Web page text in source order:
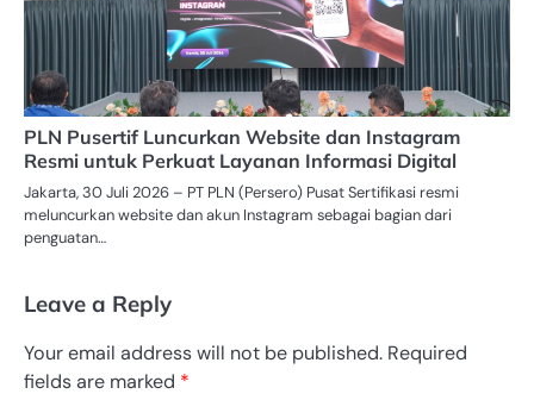
PLN Pusertif Luncurkan Website dan Instagram
Resmi untuk Perkuat Layanan Informasi Digital
Jakarta, 30 Juli 2026 – PT PLN (Persero) Pusat Sertifikasi resmi
meluncurkan website dan akun Instagram sebagai bagian dari
penguatan…
Leave a Reply
Your email address will not be published. Required
fields are marked *